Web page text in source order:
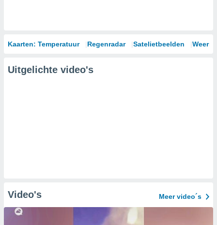
Kaarten: Temperatuur Regenradar Satelietbeelden
Uitgelichte video's
Video's Meer video´s